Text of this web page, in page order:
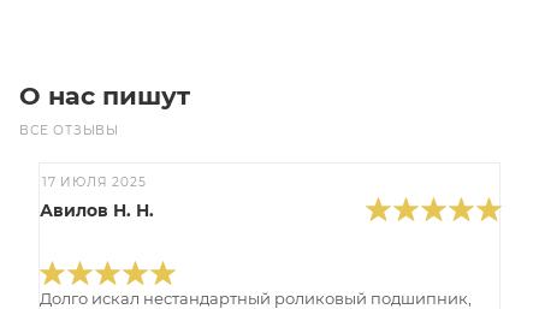
О нас пишут
ВСЕ ОТЗЫВЫ
17 ИЮЛЯ 2025
Авилов Н. Н.
Долго искал нестандартный роликовый подшипник,